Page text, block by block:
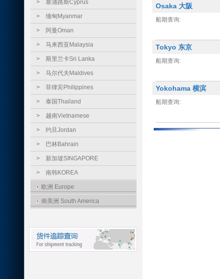
> 塞浦路斯Cyprus
> 缅甸Myanmar
> 阿曼Oman
> 马来西亚Malaysia
> 斯里兰卡Sri Lanka
> 马尔代夫Maldives
> 菲律宾Philippines
> 泰国Thailand
> 越南Vietnamese
> 约旦Jordan
> 巴林Bahrain
> 新加坡SINGAPORE
> 南韩KOREA
欧洲 Europe
南美洲 South America
Osaka 大阪
船期查询:
Tokyo 东京
船期查询:
Yokohama 横滨
船期查询: